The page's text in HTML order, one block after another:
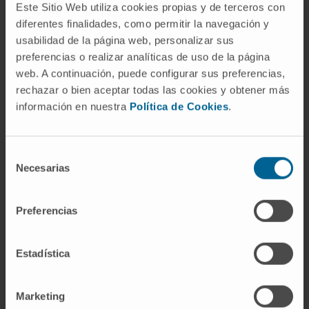
Este Sitio Web utiliza cookies propias y de terceros con
diferentes finalidades, como permitir la navegación y
usabilidad de la página web, personalizar sus
preferencias o realizar analíticas de uso de la página
web. A continuación, puede configurar sus preferencias,
rechazar o bien aceptar todas las cookies y obtener más
información en nuestra Política de Cookies.
Necesarias
Preferencias
Estadística
Marketing
instrucciones posquirúrgicas, pero un
paciente con un arousal excesivo por
ansiedad intensa tampoco retendrá la
información que se le proporcione.
Preguntas frecuentes
No. Se han propuesto equivalentes como
"neuroexcitación", pero ninguno recoge todos
desde la fisiología del sueño hasta la
literatura médica en español suele emplear